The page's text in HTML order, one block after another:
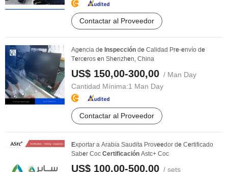
Contactar al Proveedor
Agencia de Inspección de Calidad Pre-envío de
Terceros en Shenzhen, China
US$ 150,00-300,00 / Man Day
Cantidad Mínima:1 Man Day
Contactar al Proveedor
Exportar a Arabia Saudita Proveedor de Certificado
Saber Coc Certificación Astc+ Coc
US$ 100,00-500,00 / sets